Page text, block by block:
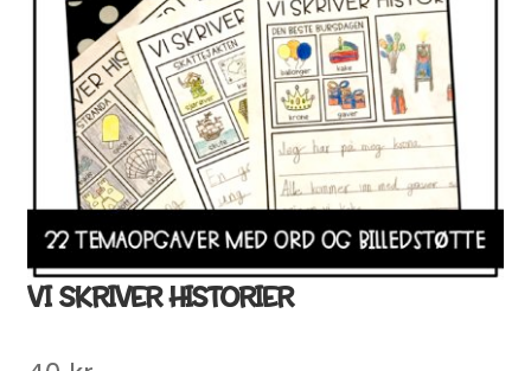
VI SKRIVER HISTORIER